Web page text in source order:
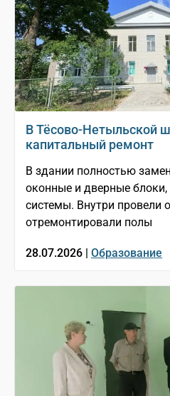
В Тёсово-Нетыльской
капитальный ремонт
В здании полностью
оконные и дверные
системы. Внутри провели
отремонтировали полы
28.07.2026 | Образование